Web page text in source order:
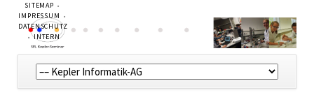
NAVIGATION
ÜBERSPRINGEN
SITEMAP
IMPRESSUM
DATENSCHUTZ
INTERN
Navigation
überspringen